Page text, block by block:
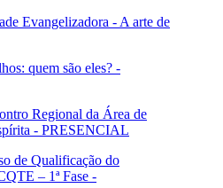
Evangelizadora - A arte de
quem são eles? -
Regional da Área de
- PRESENCIAL
de Qualificação do
– 1ª Fase -